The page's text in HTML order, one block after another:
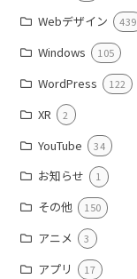
Webデザイン 439
Windows 105
WordPress 122
XR 2
YouTube 34
お知らせ 1
その他 150
アニメ 3
アプリ 17